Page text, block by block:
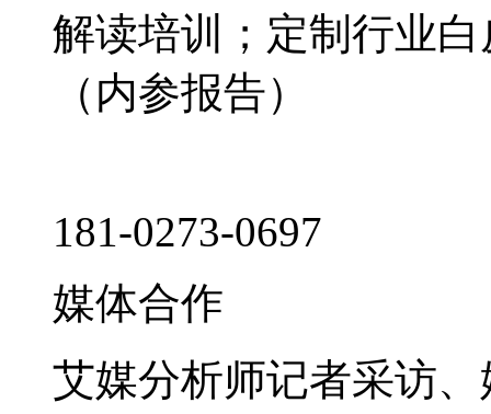
解读培训；定制行业
（内参报告）
181-0273-0697
媒体合作
艾媒分析师记者采访